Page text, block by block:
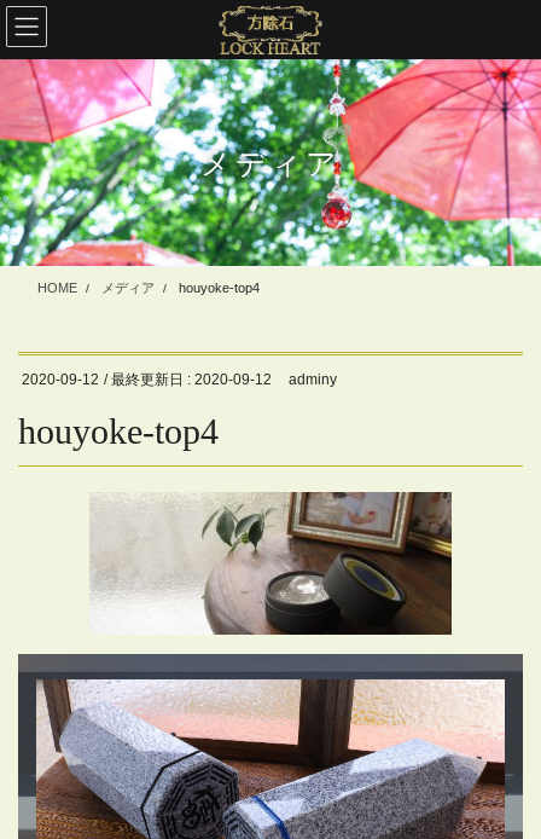
コ
ン
テ
に
移
動
ナ
ビ
ゲ
ョ
ン
に
移
動
メディア
HOME メディア houyoke-top4
2020-09-12 / 最終更新日 : 2020-09-12 adminy
houyoke-top4